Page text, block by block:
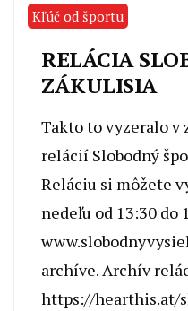
Kľúč od športu
RELÁCIA
ZÁKULISIA
Takto to vyzeralo v
relácií Slobodný
Reláciu si môžete
nedeľu od 13:30 do
archíve. Archív
https://hearthis.at/